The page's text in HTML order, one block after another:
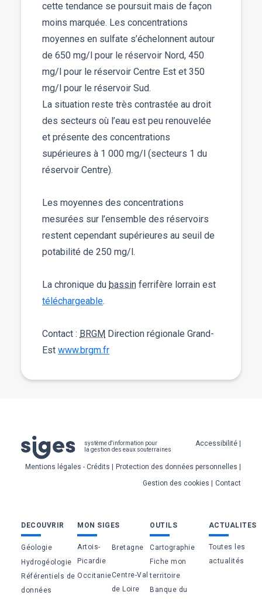
cette tendance se poursuit mais de façon
moins marquée. Les concentrations
moyennes en sulfate s’échelonnent autour
de 650 mg/l pour le réservoir Nord, 450
mg/l pour le réservoir Centre Est et 350
mg/l pour le réservoir Sud.
La situation reste très contrastée au droit
des secteurs où l’eau est peu renouvelée
et présente des concentrations
supérieures à 1 000 mg/l (secteurs 1 du
réservoir Centre).
Les moyennes des concentrations
mesurées sur l’ensemble des réservoirs
restent cependant supérieures au seuil de
potabilité de 250 mg/l.
La chronique du bassin ferrifère lorrain est
téléchargeable.
Contact : BRGM Direction régionale Grand-
Est www.brgm.fr
système d'information pour
la gestion des eaux souterraines
Pied
de
page
Accessibilité
Mentions légales - Crédits
Protection des données personnelles
Gestion des cookies
Contact
Bas
de
page
DECOUVRIR
Géologie
Hydrogéologie
Référentiels de
données
MON SIGES
Artois-
Picardie
Bretagne
OccitanieCentre-Val
de Loire
OUTILS
Cartographie
Fiche mon
territoire
Banque du
ACTUALITES
Toutes les
actualités